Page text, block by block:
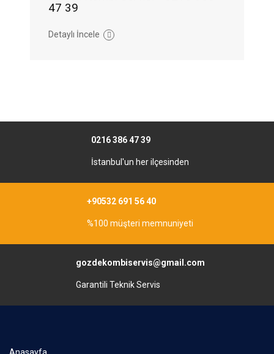
47 39
Detaylı İncele
0216 386 47 39
İstanbul'un her ilçesinden
+90532 691 56 40
%100 müşteri memnuniyeti
gozdekombiservis@gmail.com
Garantili Teknik Servis